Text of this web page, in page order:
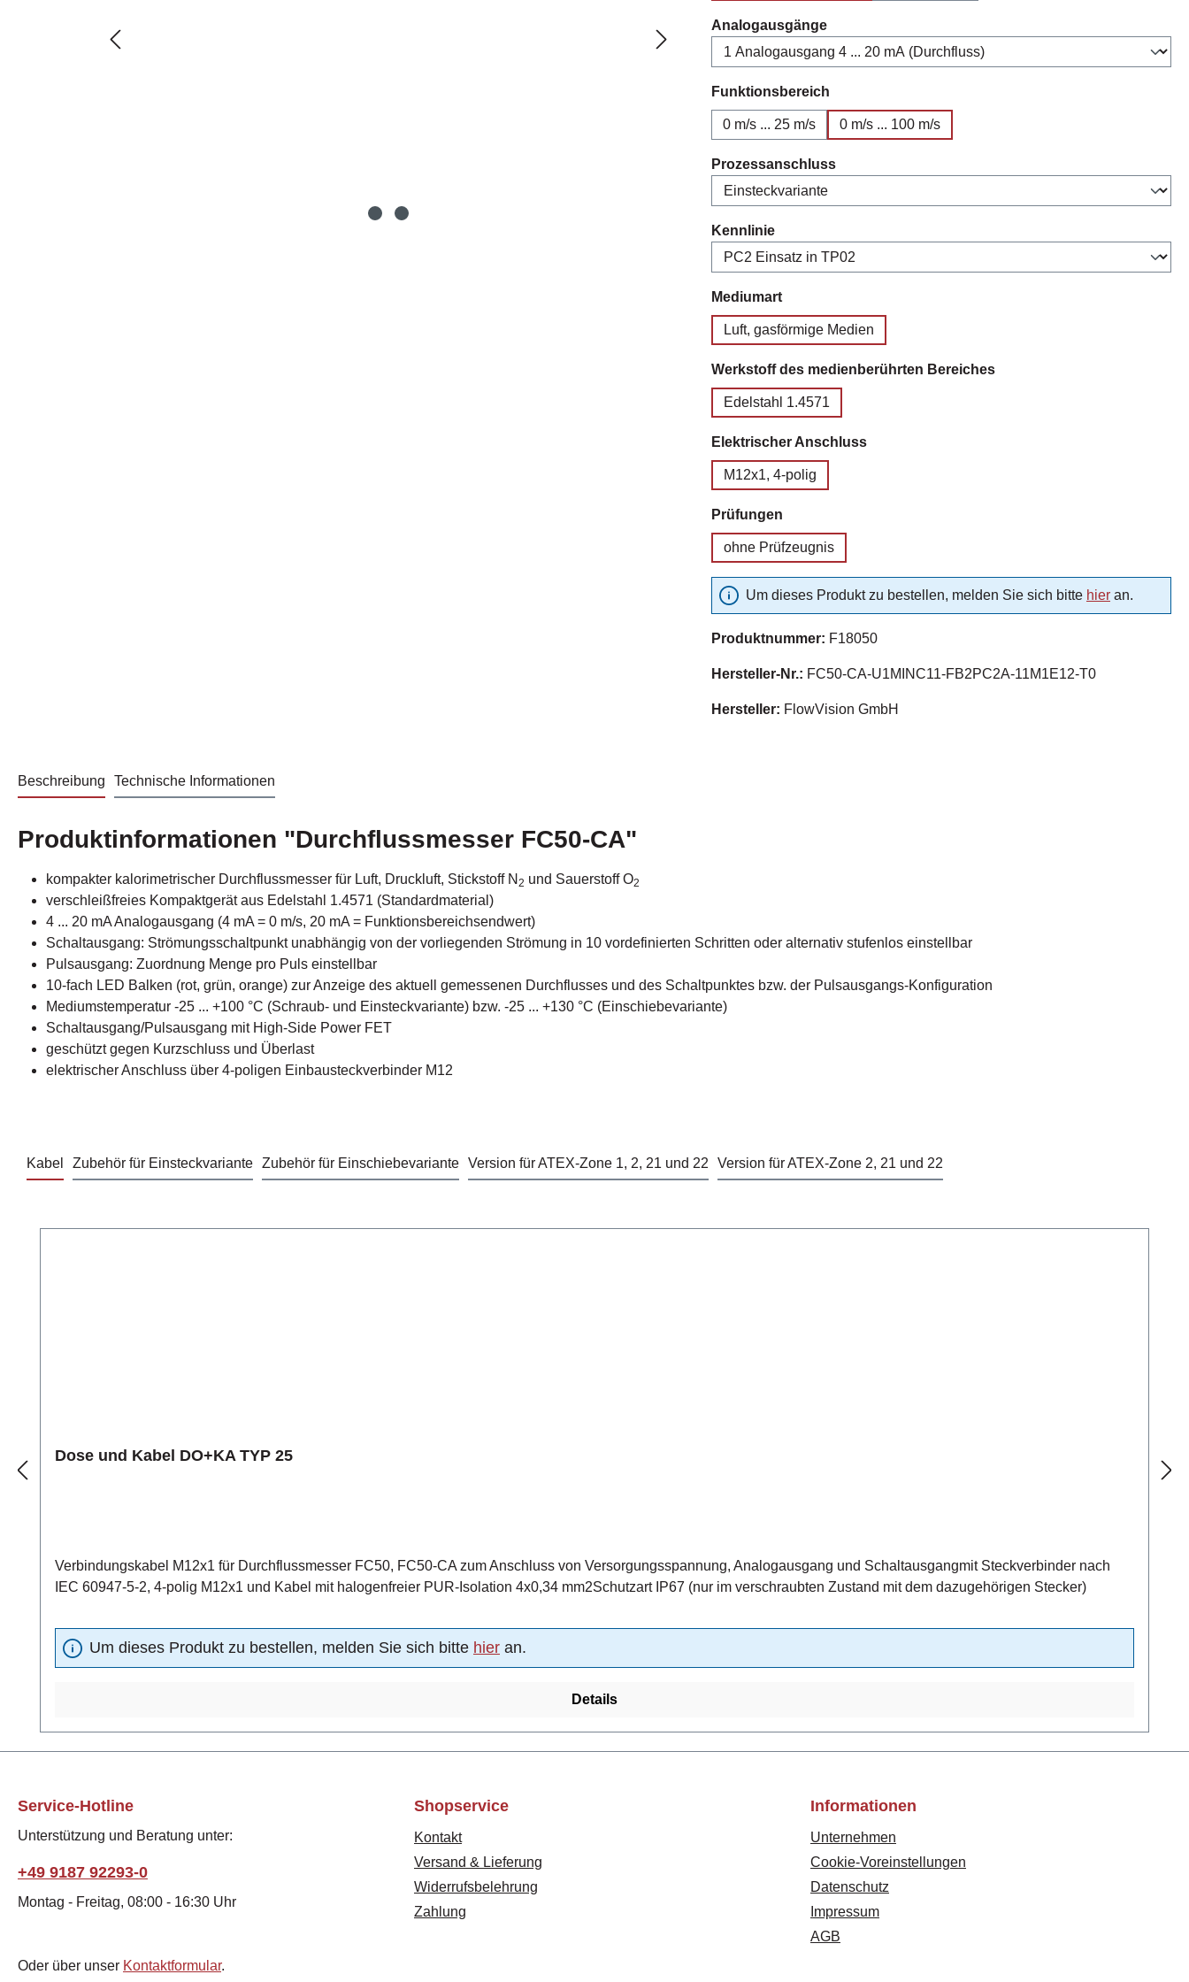
Analogausgängeauswählen
Funktionsbereich
0 m/s ... 25 m/s 0 m/s ... 100 m/s
Prozessanschlussauswählen
Kennlinieauswählen
Mediumartauswählen
Luft, gasförmige Medien
Werkstoff des medienberührten Bereichesauswählen
Edelstahl 1.4571
Elektrischer Anschlussauswählen
M12x1, 4-polig
Prüfungen
ohne Prüfzeugnis
Um dieses Produkt zu bestellen, melden Sie sich bitte hier an.
Produktnummer: F18050
Hersteller-Nr.: FC50-CA-U1MINC11-FB2PC2A-11M1E12-T0
Hersteller: FlowVision GmbH
Beschreibung Technische Informationen
Produktinformationen "Durchflussmesser FC50-CA"
kompakter kalorimetrischer Durchflussmesser für Luft, Druckluft, Stickstoff N 2 und Sauerstoff O2
verschleißfreies Kompaktgerät aus Edelstahl 1.4571 (Standardmaterial)
4 ... 20 mA Analogausgang (4 mA = 0 m/s, 20 mA = Funktionsbereichsendwert)
Schaltausgang: Strömungsschaltpunkt unabhängig von der vorliegenden Strömung in 10 vordefinierten Schritten oder alternativ stufenlos einstellbar
Pulsausgang: Zuordnung Menge pro Puls einstellbar
10-fach LED Balken (rot, grün, orange) zur Anzeige des aktuell gemessenen Durchflusses und des Schaltpunktes bzw. der Pulsausgangs-Konfiguration
Mediumstemperatur -25 ... +100 °C (Schraub- und Einsteckvariante) bzw. -25 ... +130 °C (Einschiebevariante)
Schaltausgang/Pulsausgang mit High-Side Power FET
geschützt gegen Kurzschluss und Überlast
elektrischer Anschluss über 4-poligen Einbausteckverbinder M12
Kabel Zubehör für Einsteckvariante Zubehör für Einschiebevariante Version für ATEX-Zone 1, 2, 21 und 22 Version für ATEX-Zone 2, 21 und 22
Dose und Kabel DO+KA TYP 25
Verbindungskabel M12x1 für Durchflussmesser FC50, FC50-CA zum Anschluss von Versorgungsspannung, Analogausgang und Schaltausgangmit Steckverbinder nach
IEC 60947-5-2, 4-polig M12x1 und Kabel mit halogenfreier PUR-Isolation 4x0,34 mm2Schutzart IP67 (nur im verschraubten Zustand mit dem dazugehörigen Stecker)
Um dieses Produkt zu bestellen, melden Sie sich bitte hier an.
Details
Service-Hotline
Unterstützung und Beratung unter:
+49 9187 92293-0
Montag - Freitag, 08:00 - 16:30 Uhr
Oder über unser Kontaktformular.
Shopservice
Kontakt
Versand & Lieferung
Widerrufsbelehrung
Zahlung
Informationen
Unternehmen
Cookie-Voreinstellungen
Datenschutz
Impressum
AGB